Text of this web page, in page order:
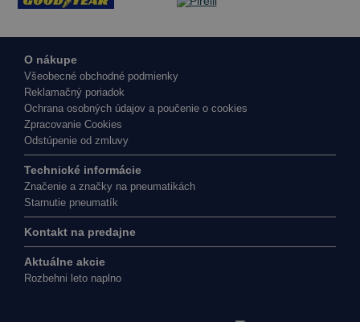
O nákupe
Všeobecné obchodné podmienky
Reklamačný poriadok
Ochrana osobných údajov a poučenie o cookies
Zpracovanie Cookies
Odstúpenie od zmluvy
Technické informácie
Značenie a značky na pneumatikách
Starnutie pneumatík
Kontakt na predajne
Aktuálne akcie
Rozbehni leto naplno